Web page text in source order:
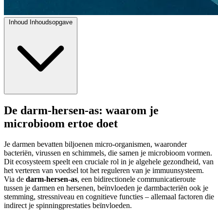
Inhoud Inhoudsopgave
De darm-hersen-as: waarom je
microbioom ertoe doet
Je darmen bevatten biljoenen micro-organismen, waaronder
bacteriën, virussen en schimmels, die samen je microbioom vormen.
Dit ecosysteem speelt een cruciale rol in je algehele gezondheid, van
het verteren van voedsel tot het reguleren van je immuunsysteem.
Via de darm-hersen-as, een bidirectionele communicatieroute
tussen je darmen en hersenen, beïnvloeden je darmbacteriën ook je
stemming, stressniveau en cognitieve functies – allemaal factoren die
indirect je spinningprestaties beïnvloeden.